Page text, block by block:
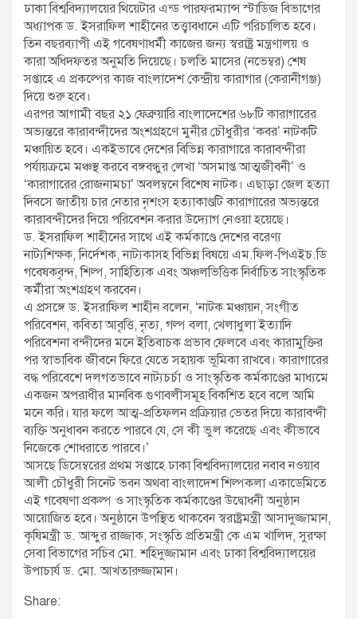
ঢাকা বিশ্ববিদ্যালয়ের থিয়েটার এন্ড পারফরম্যান্স স্টাডিজ বিভাগের
অধ্যাপক ড. ইসরাফিল শাহীনের তত্ত্বাবধানে এটি পরিচালিত হবে।
তিন বছরব্যাপী এই গবেষণাধর্মী কাজের জন্য স্বরাষ্ট্র মন্ত্রণালয় ও
কারা অধিদফতর অনুমতি দিয়েছে। চলতি মাসের (নভেম্বর) শেষ
সপ্তাহে এ প্রকল্পের কাজ বাংলাদেশ কেন্দ্রীয় কারাগার (কেরানীগঞ্জ)
দিয়ে শুরু হবে।
এরপর আগামী বছর ২১ ফেব্রুয়ারি বাংলাদেশের ৬৮টি কারাগারের
অভ্যন্তরে কারাবন্দীদের অংশগ্রহণে মুনীর চৌধুরীর ‘কবর’ নাটকটি
মঞ্চায়িত হবে। একইভাবে দেশের বিভিন্ন কারাগারে কারাবন্দীরা
পর্যায়ক্রমে মঞ্চস্থ করবে বঙ্গবন্ধুর লেখা ‘অসমাপ্ত আত্মজীবনী’ ও
‘কারাগারের রোজনামচা’ অবলম্বনে বিশেষ নাটক। এছাড়া জেল হত্যা
দিবসে জাতীয় চার নেতার নৃশংস হত্যাকাণ্ডটি কারাগারের অভ্যন্তরে
কারাবন্দীদের দিয়ে পরিবেশন করার উদ্যোগ নেওয়া হয়েছে।
ড. ইসরাফিল শাহীনের সাথে এই কর্মকাণ্ডে দেশের বরেণ্য
নাট্যশিক্ষক, নির্দেশক, নাট্যকাসহ বিভিন্ন বিষয়ে এম.ফিল-পিএইচ.ডি
গবেষকবৃন্দ, শিল্প, সাহিত্যিক এবং অঞ্চলভিত্তিক নির্বাচিত সাংস্কৃতিক
কর্মীরা অংশগ্রহণ করবেন।
এ প্রসঙ্গে ড. ইসরাফিল শাহীন বলেন, ‘নাটক মঞ্চায়ন, সংগীত
পরিবেশন, কবিতা আবৃত্তি, নৃত্য, গল্প বলা, খেলাধুলা ইত্যাদি
পরিবেশনা বন্দীদের মনে ইতিবাচক প্রভাব ফেলবে এবং কারামুক্তির
পর স্বাভাবিক জীবনে ফিরে যেতে সহায়ক ভূমিকা রাখবে। কারাগারের
বদ্ধ পরিবেশে দলগতভাবে নাট্যচর্চা ও সাংস্কৃতিক কর্মকাণ্ডের মাধ্যমে
একজন অপরাধীর মানবিক গুণাবলীসমূহ বিকশিত হবে বলে আমি
মনে করি। যার ফলে আত্ম-প্রতিফলন প্রক্রিয়ার ভেতর দিয়ে কারাবন্দী
ব্যক্তি অনুধাবন করতে পারবে যে, সে কী ভুল করেছে এবং কীভাবে
নিজেকে শোধরাতে পারবে।’
আসছে ডিসেম্বরের প্রথম সপ্তাহে ঢাকা বিশ্ববিদ্যালয়ের নবাব নওয়াব
আলী চৌধুরী সিনেট ভবন অথবা বাংলাদেশ শিল্পকলা একাডেমিতে
এই গবেষণা প্রকল্প ও সাংস্কৃতিক কর্মকাণ্ডের উদ্বোধনী অনুষ্ঠান
আয়োজিত হবে। অনুষ্ঠানে উপস্থিত থাকবেন স্বরাষ্ট্রমন্ত্রী আসাদুজ্জামান,
কৃষিমন্ত্রী ড. আব্দুর রাজ্জাক, সংস্কৃতি প্রতিমন্ত্রী কে এম খালিদ, সুরক্ষা
সেবা বিভাগের সচিব মো. শহিদুজ্জামান এবং ঢাকা বিশ্ববিদ্যালয়ের
উপাচার্য ড. মো. আখতারুজ্জামান।
Share: